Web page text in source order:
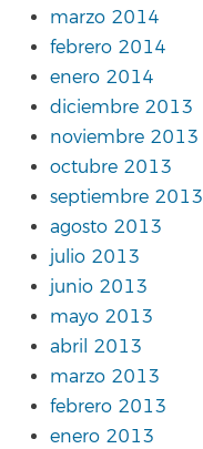
marzo 2014
febrero 2014
enero 2014
diciembre 2013
noviembre 2013
octubre 2013
septiembre 2013
agosto 2013
julio 2013
junio 2013
mayo 2013
abril 2013
marzo 2013
febrero 2013
enero 2013